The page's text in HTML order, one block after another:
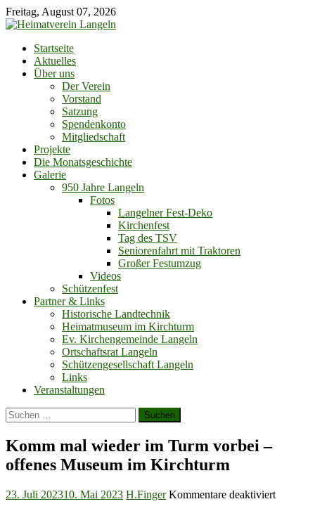
Skip
to
Freitag, August 07, 2026
Startseite
Aktuelles
Über uns
Der Verein
Vorstand
Satzung
Spendenkonto
Mitgliedschaft
Projekte
Die Monatsgeschichte
Galerie
950 Jahre Langeln
Fotos
Langelner Fest-Deko
Kirchenfest
Tag des TSV
Seniorenfahrt mit Traktoren
Großer Festumzug
Videos
Schützenfest
Partner & Links
Historische Landtechnik
Heimatmuseum im Kirchturm
Ev. Kirchengemeinde Langeln
Ortschaftsrat Langeln
Schützengesellschaft Langeln
Links
Veranstaltungen
Suchen
nach:
Komm mal wieder im Turm vorbei –
offenes Museum im Kirchturm
Posted
23. Juli 202310. Mai 2023 Author
H.Finger Kommentare deaktiviertfür